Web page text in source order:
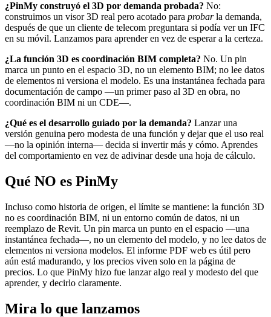
¿PinMy construyó el 3D por demanda probada? No:
construimos un visor 3D real pero acotado para probarla demanda,
después de que un cliente de telecom preguntara si podía ver un IFC
en su móvil. Lanzamos para aprender en vez de esperar a la certeza.
¿La función 3D es coordinación BIM completa? No. Un pin
marca un punto en el espacio 3D, no un elemento BIM; no lee datos
de elementos ni versiona el modelo. Es una instantánea fechada para
documentación de campo —un primer paso al 3D en obra, no
coordinación BIM ni un CDE—.
¿Qué es el desarrollo guiado por la demanda? Lanzar una
versión genuina pero modesta de una función y dejar que el uso real
—no la opinión interna— decida si invertir más y cómo. Aprendes
del comportamiento en vez de adivinar desde una hoja de cálculo.
Qué NO es PinMy
Incluso como historia de origen, el límite se mantiene: la función 3D
no es coordinación BIM, ni un entorno común de datos, ni un
reemplazo de Revit. Un pin marca un punto en el espacio —una
instantánea fechada—, no un elemento del modelo, y no lee datos de
elementos ni versiona modelos. El informe PDF web es útil pero
aún está madurando, y los precios viven solo en la página de
precios. Lo que PinMy hizo fue lanzar algo real y modesto del que
aprender, y decirlo claramente.
Mira lo que lanzamos